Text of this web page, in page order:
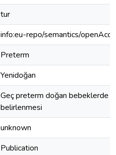
tur
info:eu-repo/semantics/
Preterm
Yenidoğan
Geç preterm doğan bebeklerde
belirlenmesi
unknown
Publication